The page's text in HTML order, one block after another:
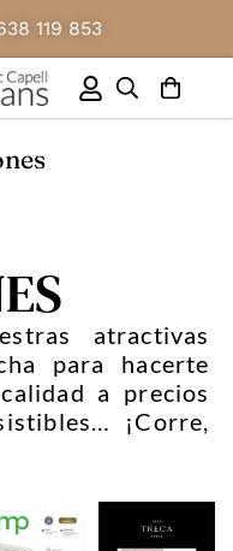
119 853
atractivas
para hacerte
a precios
¡Corre,